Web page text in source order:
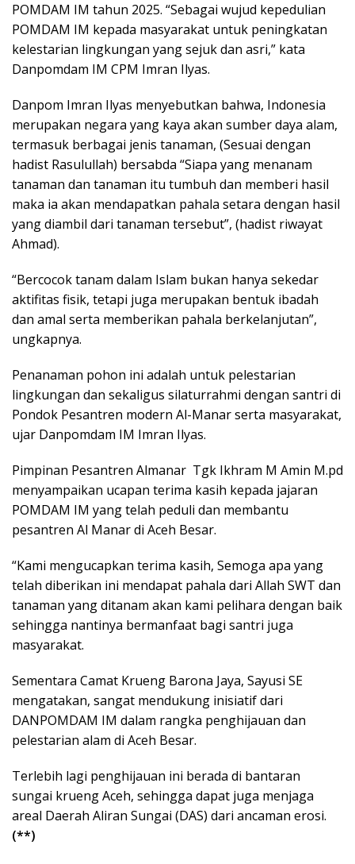
POMDAM IM tahun 2025. “Sebagai wujud kepedulian
POMDAM IM kepada masyarakat untuk peningkatan
kelestarian lingkungan yang sejuk dan asri,” kata
Danpomdam IM CPM Imran Ilyas.
Danpom Imran Ilyas menyebutkan bahwa, Indonesia
merupakan negara yang kaya akan sumber daya alam,
termasuk berbagai jenis tanaman, (Sesuai dengan
hadist Rasulullah) bersabda “Siapa yang menanam
tanaman dan tanaman itu tumbuh dan memberi hasil
maka ia akan mendapatkan pahala setara dengan hasil
yang diambil dari tanaman tersebut”, (hadist riwayat
Ahmad).
“Bercocok tanam dalam Islam bukan hanya sekedar
aktifitas fisik, tetapi juga merupakan bentuk ibadah
dan amal serta memberikan pahala berkelanjutan”,
ungkapnya.
Penanaman pohon ini adalah untuk pelestarian
lingkungan dan sekaligus silaturrahmi dengan santri di
Pondok Pesantren modern Al-Manar serta masyarakat,
ujar Danpomdam IM Imran Ilyas.
Pimpinan Pesantren Almanar Tgk Ikhram M Amin M.pd
menyampaikan ucapan terima kasih kepada jajaran
POMDAM IM yang telah peduli dan membantu
pesantren Al Manar di Aceh Besar.
“Kami mengucapkan terima kasih, Semoga apa yang
telah diberikan ini mendapat pahala dari Allah SWT dan
tanaman yang ditanam akan kami pelihara dengan baik
sehingga nantinya bermanfaat bagi santri juga
masyarakat.
Sementara Camat Krueng Barona Jaya, Sayusi SE
mengatakan, sangat mendukung inisiatif dari
DANPOMDAM IM dalam rangka penghijauan dan
pelestarian alam di Aceh Besar.
Terlebih lagi penghijauan ini berada di bantaran
sungai krueng Aceh, sehingga dapat juga menjaga
areal Daerah Aliran Sungai (DAS) dari ancaman erosi.
(**)